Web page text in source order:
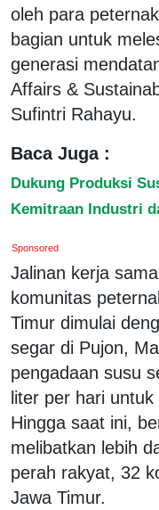
oleh para
bagian untuk
generasi
Affairs &
Sufintri Rahayu.
Baca Juga :
Dukung Produksi
Kemitraan Industri
Sponsored
Jalinan kerja
komunitas
Timur dimulai
segar di Pujon,
pengadaan susu
liter per hari
Hingga saat ini,
melibatkan lebih
perah rakyat, 32
Jawa Timur.